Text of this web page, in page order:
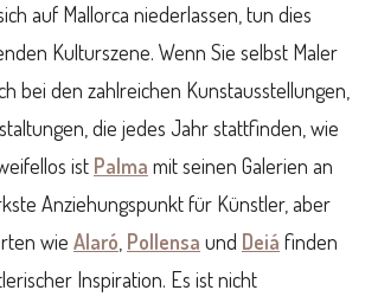
auf Mallorca niederlassen, tun dies
Kulturszene. Wenn Sie selbst Maler
bei den zahlreichen Kunstausstellungen,
die jedes Jahr stattfinden, wie
ist Palma mit seinen Galerien an
Anziehungspunkt für Künstler, aber
wie Alaró Pollensa und Deiá finden
Inspiration. Es ist nicht